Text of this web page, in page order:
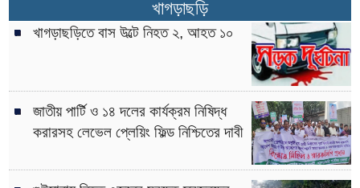
খাগড়াছড়ি
খাগড়াছড়িতে বাস উল্টে নিহত ২, আহত ১০
জাতীয় পার্টি ও ১৪ দলের কার্যক্রম নিষিদ্ধ
করারসহ লেভেল প্লেয়িং ফিল্ড নিশ্চিতের দাবী